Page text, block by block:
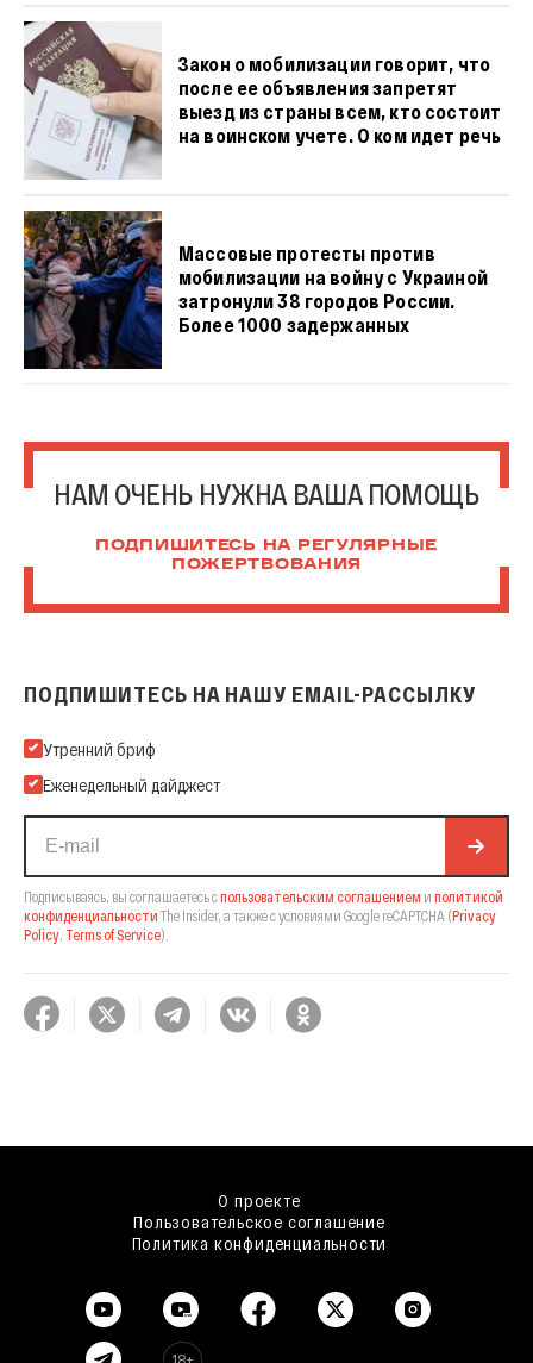
Закон о мобилизации говорит, что
после ее объявления запретят
выезд из страны всем, кто состоит
на воинском учете. О ком идет речь
Массовые протесты против
мобилизации на войну с Украиной
затронули 38 городов России.
Более 1000 задержанных
НАМ ОЧЕНЬ НУЖНА ВАША ПОМОЩЬ
ПОДПИШИТЕСЬ НА РЕГУЛЯРНЫЕ
ПОЖЕРТВОВАНИЯ
ПОДПИШИТЕСЬ НА НАШУ EMAIL-РАССЫЛКУ
Подпишитесь на нашу Email-рассылку
Утренний бриф
Еженедельный дайджест
Подписываясь, вы соглашаетесь спользовательским соглашением и политикой
конфиденциальности The Insider, а также с условиями Google reCAPTCHA (Privacy
Policy Terms of Service).
О проекте
Пользовательское соглашение
Политика конфиденциальности